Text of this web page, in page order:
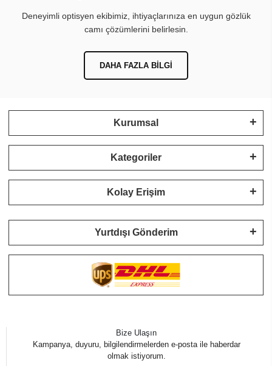
Deneyimli optisyen ekibimiz, ihtiyaçlarınıza en uygun gözlük
camı çözümlerini belirlesin.
DAHA FAZLA BILGI
Kurumsal
Kategoriler
Kolay Erişim
Yurtdışı Gönderim
Bize Ulaşın
Kampanya, duyuru, bilgilendirmelerden e-posta ile haberdar
olmak istiyorum.